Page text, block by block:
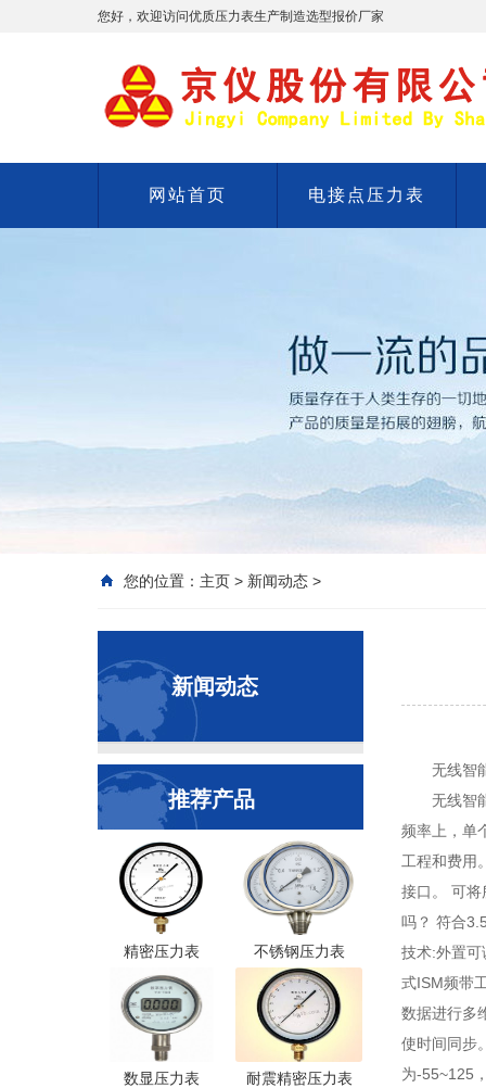
您好，欢迎访问优质压力表生产制造选型报价厂家
网站首页 电接点压力表
您的位置： 主页 > 新闻动态 >
新闻动态
推荐产品
精密压力表 不锈钢压力表
数显压力表 耐震精密压力表
无线智
无线智
频率上，单
工程和费用
接口。 可将
吗？ 符合
技术:外置可
式ISM频带
数据进行多
使时间同步
为-55~125